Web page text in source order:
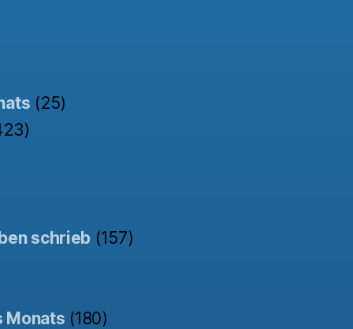
(25)
schrieb (157)
Monats (180)